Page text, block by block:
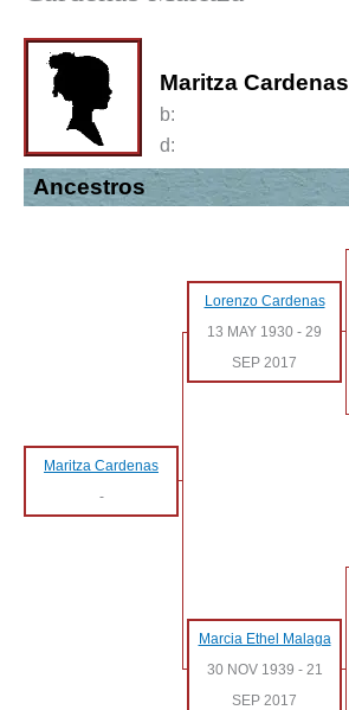
Maritza Cardenas
b:
d:
Ancestros
Lorenzo Cardenas
13 MAY 1930 - 29
SEP 2017
Maritza Cardenas
-
Marcia Ethel Malaga
30 NOV 1939 - 21
SEP 2017